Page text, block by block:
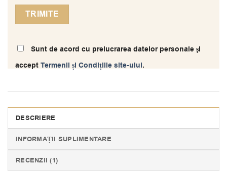
Sunt de acord cu prelucrarea datelor personale şi
acceptTermenii și Condițiile site-ului.
DESCRIERE
INFORMAȚII SUPLIMENTARE
RECENZII (1)